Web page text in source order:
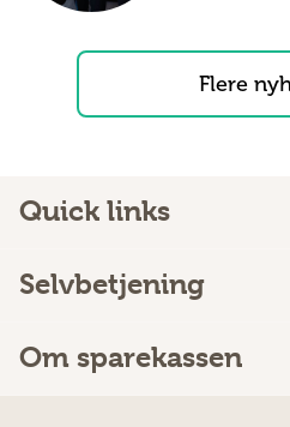
Flere
Quick links
Selvbetjening
Om sparekassen